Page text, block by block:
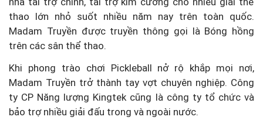
thao lớn nhỏ suốt nhiều năm nay trên toàn quốc.
Madam Truyền được truyền thông gọi là Bóng hồng
trên các sân thể thao.
Khi phong trào chơi Pickleball nở rộ khắp mọi nơi,
Madam Truyền trở thành tay vợt chuyên nghiệp. Công
ty CP Năng lượng Kingtek cũng là công ty tổ chức và
bảo trợ nhiều giải đấu trong và ngoài nước.